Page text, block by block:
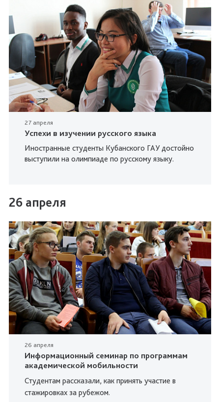
27 апреля
Успехи в изучении русского языка
Иностранные студенты Кубанского ГАУ достойно
выступили на олимпиаде по русскому языку.
26 апреля
26 апреля
Информационный семинар по программам
академической мобильности
Студентам рассказали, как принять участие в
стажировках за рубежом.